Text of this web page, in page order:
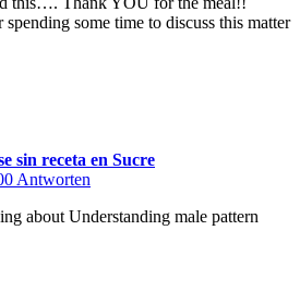
some time to discuss this matter
sin receta en Sucre
Antworten
about Understanding male pattern